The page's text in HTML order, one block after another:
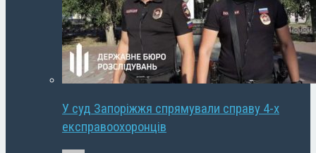
У суд Запоріжжя спрямували справу 4-х
експравоохоронців